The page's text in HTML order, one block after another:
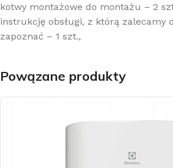
kotwy montażowe do montażu – 2
instrukcję obsługi, z którą zalecamy
zapoznać – 1 szt.,
Powązane produkty